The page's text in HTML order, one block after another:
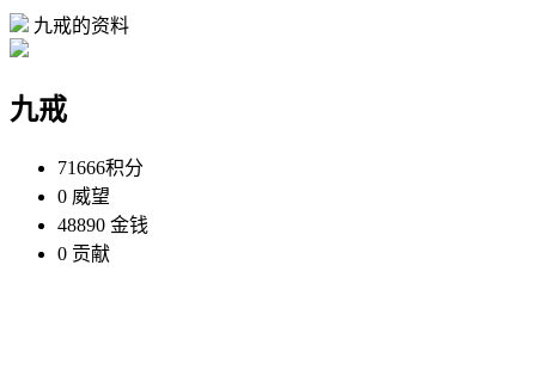
九戒的资料
九戒
71666积分
0 威望
48890 金钱
0 贡献